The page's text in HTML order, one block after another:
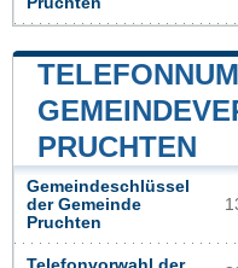
PRUCHTEN
Gemeindeschlüssel
der Gemeinde
Pruchten